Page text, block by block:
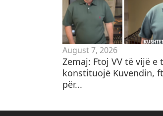
August 7, 2026
Zemaj: Ftoj VV të vijë e
konstituojë Kuvendin,
për...